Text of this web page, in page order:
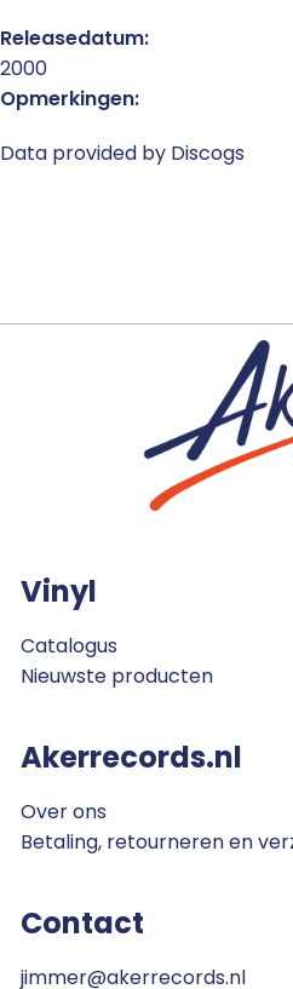
Releasedatum:
2000
Opmerkingen:
Data provided by Discogs
Vinyl
Catalogus
Nieuwste producten
Akerrecords.nl
Over ons
Betaling, retourneren en
Contact
jimmer@akerrecords.nl